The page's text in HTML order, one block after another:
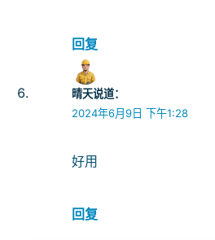
回复
晴天说道：
2024年6月9日 下午1:28
好用
回复